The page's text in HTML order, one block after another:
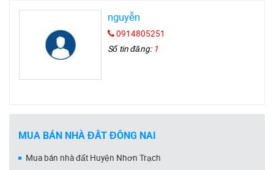
nguyễn
0914805251
Số tin đăng: 1
MUA BÁN NHÀ ĐẤT ĐỒNG NAI
Mua bán nhà đất Huyện Nhơn Trạch